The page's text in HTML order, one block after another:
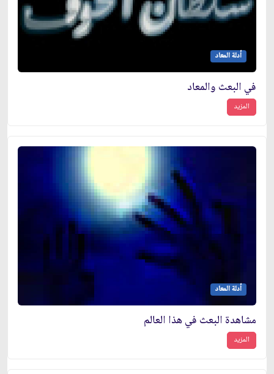
أدلة المعاد
في البعث والمعاد
المزيد
أدلة المعاد
مشاهدة البعث في هذا العالم
المزيد